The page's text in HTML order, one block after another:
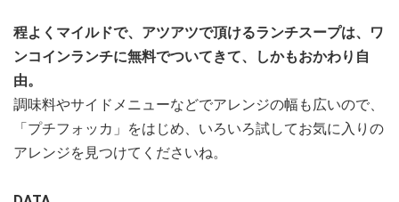
程よくマイルドで、アツアツで頂けるランチスープは、ワ
ンコインランチに無料でついてきて、しかもおかわり自
由。
調味料やサイドメニューなどでアレンジの幅も広いので、
「プチフォッカ」をはじめ、いろいろ試してお気に入りの
アレンジを見つけてくださいね。